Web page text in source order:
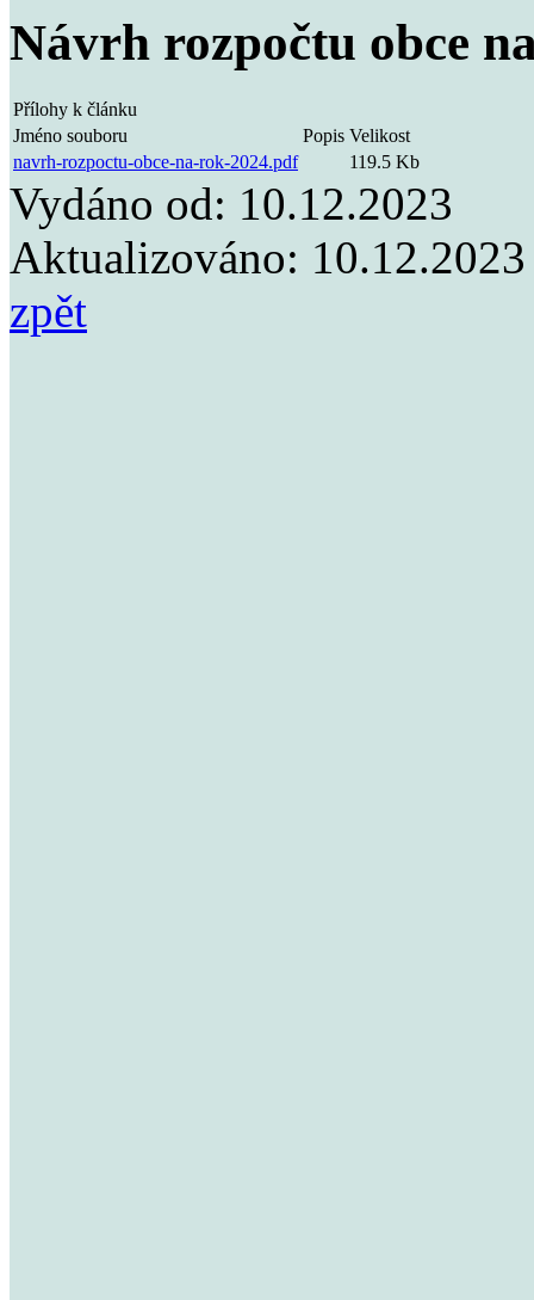
Návrh rozpočtu obce
Přílohy k článku
Jméno souboru
Popis Velikost
navrh-rozpoctu-obce-na-rok-2024.pdf
119.5 Kb
Vydáno od: 10.12.2023
Aktualizováno: 10.12.2023
zpět